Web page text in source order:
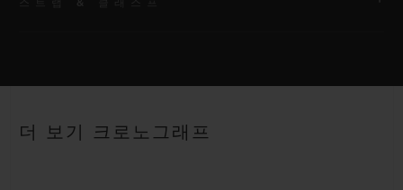
스트랩
더 보기 크로노그래프